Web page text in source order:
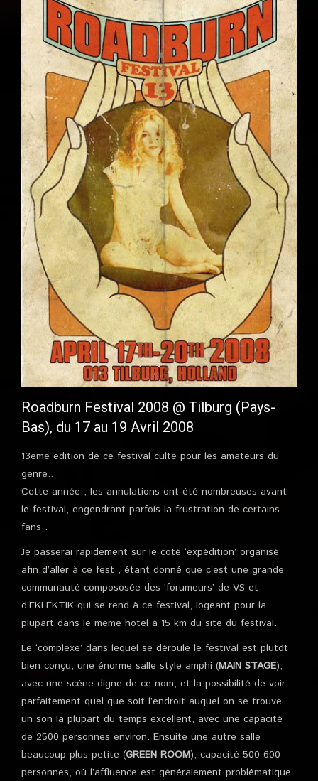
Roadburn Festival 2008 @ Tilburg (Pays-
Bas), du 17 au 19 Avril 2008
13eme edition de ce festival culte pour les amateurs du
genre..
Cette année , les annulations ont été nombreuses avant
le festival, engendrant parfois la frustration de certains
fans .
Je passerai rapidement sur le coté ‘expédition’ organisé
afin d’aller à ce fest , étant donné que c’est une grande
communauté compososée des ‘forumeurs’ de VS et
d’EKLEKTIK qui se rend à ce festival, logeant pour la
plupart dans le meme hotel à 15 km du site du festival.
Le ‘complexe’ dans lequel se déroule le festival est plutôt
bien conçu, une énorme salle style amphi (MAIN STAGE),
avec une scéne digne de ce nom, et la possibilité de voir
parfaitement quel que soit l’endroit auquel on se trouve ..
un son la plupart du temps excellent, avec une capacité
de 2500 personnes environ. Ensuite une autre salle
beaucoup plus petite (GREEN ROOM), capacité 500-600
personnes, où l’affluence est généralement problématique.